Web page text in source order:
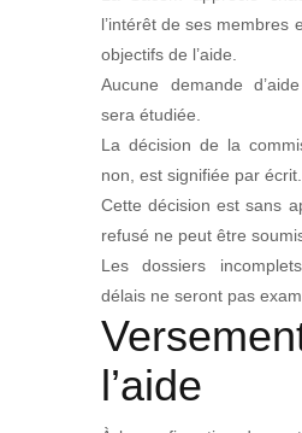
l’intérêt de ses membres
objectifs de l’aide.
Aucune demande
sera étudiée.
La décision de la
non, est signifiée par écrit.
Cette décision est sans
refusé ne peut être
Les dossiers
délais ne seront pas
l’aide